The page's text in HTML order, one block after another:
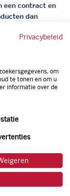
een contract en
dan
dan betaal je
verzekerd
Privacybeleid
om
te tonen en om u
informatie over de